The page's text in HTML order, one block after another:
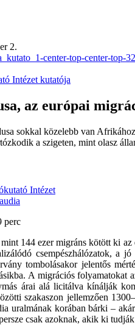
2.
Intézet kutatója
az európai
sokkal közelebb van
a szigeten, mint olasz
Intézet
perc
144 ezer migráns kötött ki az
csempészhálózatok, a
tombolásakor jelentős
A migrációs folyamatokat
árai alá licitálva kínálják
szakaszon jellemzően
uralmának korában bárki –
csak azoknak, akik ki